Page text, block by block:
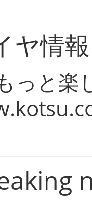
ヤ情
っと楽